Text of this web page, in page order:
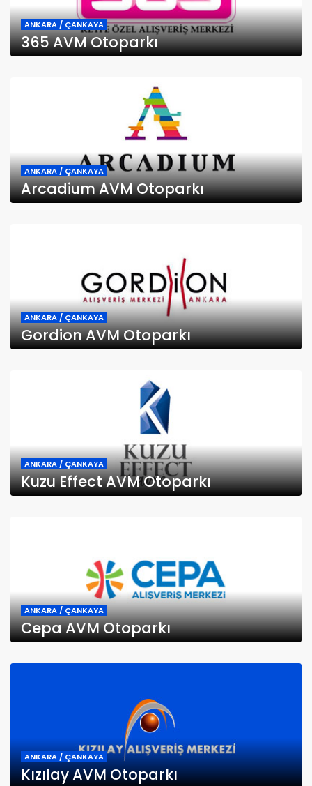
ANKARA / ÇANKAYA
365 AVM Otoparkı
ANKARA / ÇANKAYA
Arcadium AVM Otoparkı
ANKARA / ÇANKAYA
Gordion AVM Otoparkı
ANKARA / ÇANKAYA
Kuzu Effect AVM Otoparkı
ANKARA / ÇANKAYA
Cepa AVM Otoparkı
ANKARA / ÇANKAYA
Kızılay AVM Otoparkı